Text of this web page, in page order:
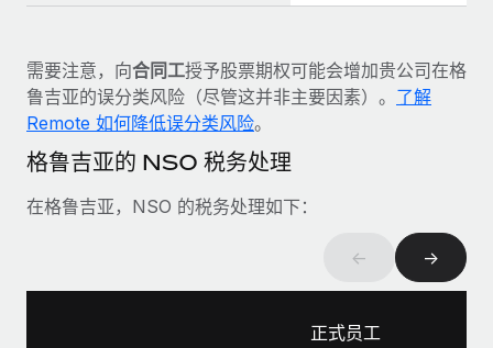
需要注意，向合同工授予股票期权可能会增加贵公司在格
鲁吉亚的误分类风险（尽管这并非主要因素）。 了解
Remote 如何降低误分类风险。
格鲁吉亚的 NSO 税务处理
在格鲁吉亚，NSO 的税务处理如下：
← →
正式员工